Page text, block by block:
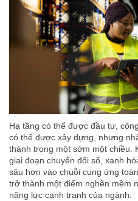
Hạ tầng có thể được đầu tư,
có thể được xây dựng, nhưng
thành trong một sớm một chiều.
giai đoạn chuyển đổi số, xanh
sâu hơn vào chuỗi cung ứng
trở thành một điểm nghẽn mềm
năng lực cạnh tranh của ngành.